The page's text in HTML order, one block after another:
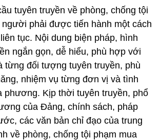
tuyên truyền về phòng, chống tội
người phải được tiến hành một cách
tục. Nội dung biện pháp, hình
ngắn gọn, dễ hiểu, phù hợp với
từng đối tượng tuyên truyền, phù
nhiệm vụ từng đơn vị và tình
phương. Kịp thời tuyên truyền, phổ
của Đảng, chính sách, pháp
các văn bản chỉ đạo của trung
về phòng, chống tội phạm mua